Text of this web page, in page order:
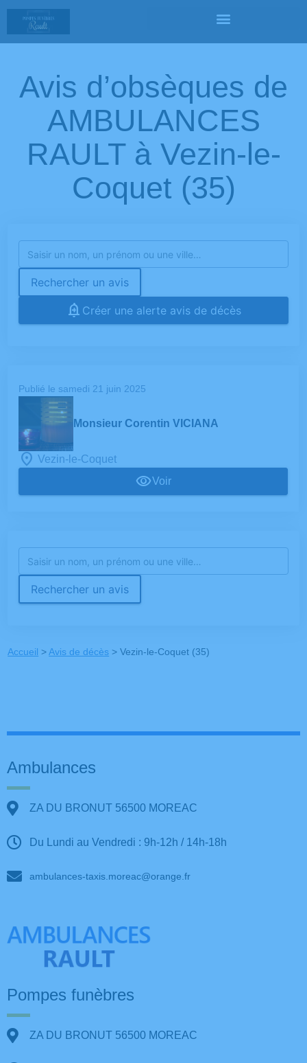
Avis d’obsèques de
AMBULANCES
RAULT à Vezin-le-
Coquet (35)
Rechercher un avis
Créer une alerte avis de décès
Publié le samedi 21 juin 2025
Monsieur Corentin VICIANA
Vezin-le-Coquet
Voir
Rechercher un avis
Accueil > Avis de décès >Vezin-le-Coquet (35)
Ambulances
ZA DU BRONUT 56500 MOREAC
Du Lundi au Vendredi : 9h-12h / 14h-18h
ambulances-taxis.moreac@orange.fr
Pompes funèbres
ZA DU BRONUT 56500 MOREAC